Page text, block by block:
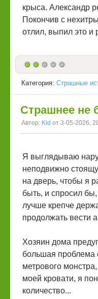
крыса. Александр
Покончив с
отлил, выпил это и
Категория: Страшные
Страшнее не
Автор: Kid от 3-05-2026,
Я выглядываю
неподвижно
на дверь, чтобы я
быть, и спросил
лучше крепче
продолжать вести
Хозяин дома
большая проблема
метрового
моей кровати, я
количество...